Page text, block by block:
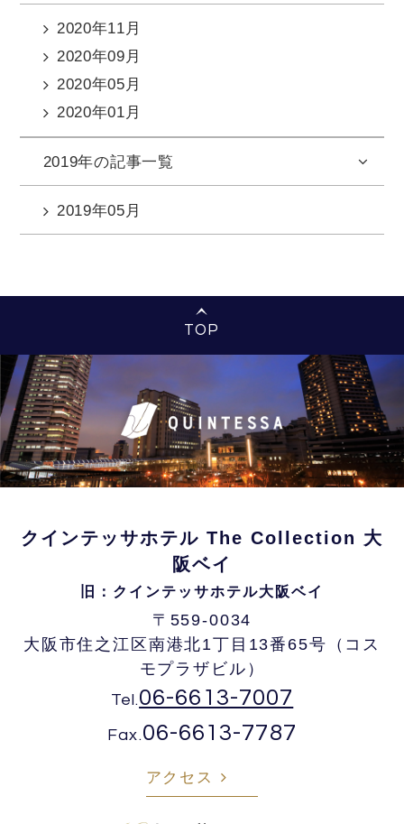
2020年11月
2020年09月
2020年05月
2020年01月
2019年の記事一覧
2019年05月
TOP
クインテッサホテル The Collection 大
阪ベイ
旧：クインテッサホテル大阪ベイ
〒559-0034
大阪市住之江区南港北1丁目13番65号 （コス
モプラザビル）
Tel.06-6613-7007
Fax.06-6613-7787
アクセス